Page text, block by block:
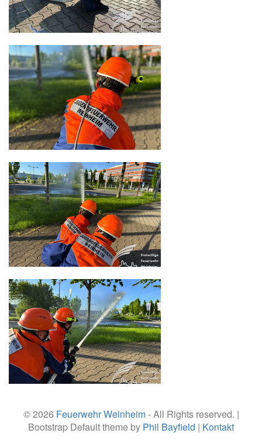
© 2026 Feuerwehr Weinheim- All Rights reserved. |
Bootstrap Default theme by Phil Bayfield | Kontakt